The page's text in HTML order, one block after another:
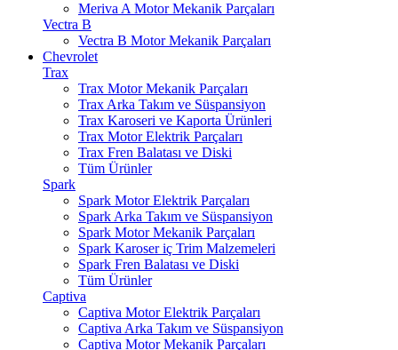
Meriva A Motor Mekanik Parçaları
Vectra B
Vectra B Motor Mekanik Parçaları
Chevrolet
Trax
Trax Motor Mekanik Parçaları
Trax Arka Takım ve Süspansiyon
Trax Karoseri ve Kaporta Ürünleri
Trax Motor Elektrik Parçaları
Trax Fren Balatası ve Diski
Tüm Ürünler
Spark
Spark Motor Elektrik Parçaları
Spark Arka Takım ve Süspansiyon
Spark Motor Mekanik Parçaları
Spark Karoser iç Trim Malzemeleri
Spark Fren Balatası ve Diski
Tüm Ürünler
Captiva
Captiva Motor Elektrik Parçaları
Captiva Arka Takım ve Süspansiyon
Captiva Motor Mekanik Parçaları